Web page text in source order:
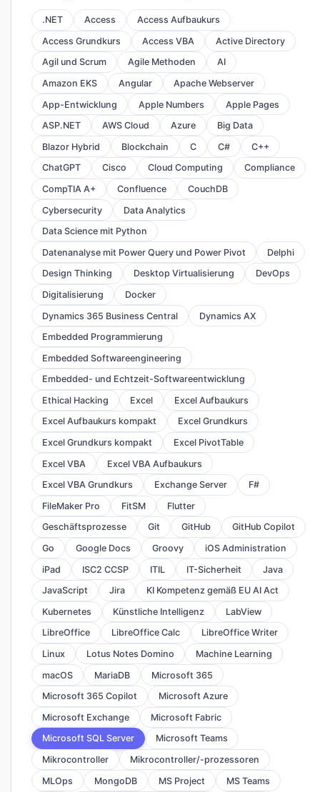
.NET Access
Access Aufbaukurs
Access Grundkurs
Access VBA
Active Directory
Agil und Scrum
Agile Methoden
AI
Amazon EKS
Angular
Apache Webserver
App-Entwicklung
Apple Numbers
Apple Pages
ASP.NET
AWS Cloud Azure
Big Data
Blazor Hybrid
Blockchain C C#
C++
ChatGPT
Cisco Cloud Computing
Compliance
CompTIA A+
Confluence
CouchDB
Cybersecurity
Data Analytics
Data Science mit Python
Datenanalyse mit Power Query und Power Pivot
Delphi
Design Thinking
Desktop Virtualisierung
DevOps
Digitalisierung
Docker
Dynamics 365 Business Central
Dynamics AX
Embedded Programmierung
Embedded Softwareengineering
Embedded- und Echtzeit-Softwareentwicklung
Ethical Hacking
Excel
Excel Aufbaukurs
Excel Aufbaukurs kompakt
Excel Grundkurs
Excel Grundkurs kompakt
Excel PivotTable
Excel VBA
Excel VBA Aufbaukurs
Excel VBA Grundkurs
Exchange Server
F#
FileMaker Pro
FitSM
Flutter
Geschäftsprozesse
Git GitHub
GitHub Copilot
Go
Google Docs Groovy
iOS Administration
iPad
ISC2 CCSP ITIL IT-Sicherheit
Java
JavaScript
Jira
KI Kompetenz gemäß EU AI Act
Kubernetes
Künstliche Intelligenz
LabView
LibreOffice
LibreOffice Calc
LibreOffice Writer
Linux
Lotus Notes Domino
Machine Learning
macOS
MariaDB
Microsoft 365
Microsoft 365 Copilot
Microsoft Azure
Microsoft Exchange
Microsoft Fabric
Microsoft SQL Server
Microsoft Teams
Mikrocontroller
Mikrocontroller/-prozessoren
MLOps
MongoDB MS Project
MS Teams